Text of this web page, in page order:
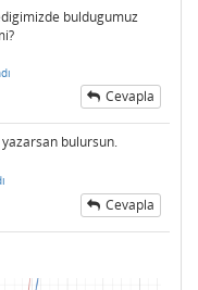
buldugumuz
Cevapla
bulursun.
Cevapla